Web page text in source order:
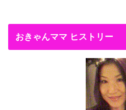
おきゃんママ ヒストリー